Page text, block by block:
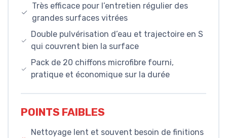
Très efficace pour l’entretien régulier des
grandes surfaces vitrées
Double pulvérisation d’eau et trajectoire en S
qui couvrent bien la surface
Pack de 20 chiffons microfibre fourni,
pratique et économique sur la durée
POINTS FAIBLES
Nettoyage lent et souvent besoin de finitions